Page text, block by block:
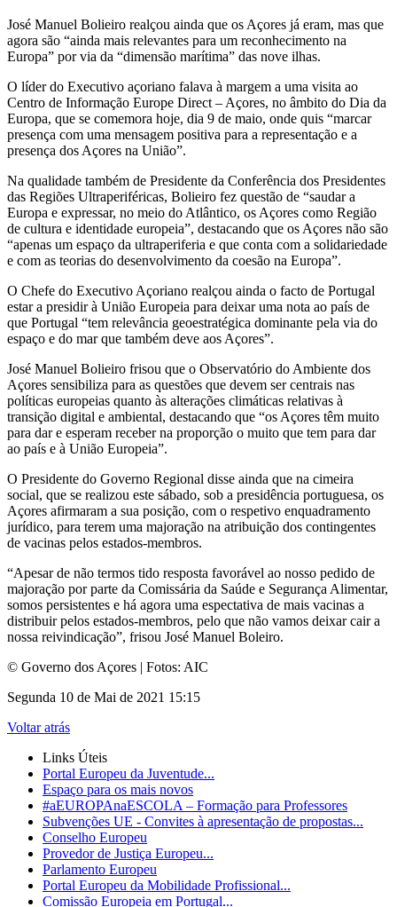
José Manuel Bolieiro realçou ainda que os Açores já eram, mas que
agora são “ainda mais relevantes para um reconhecimento na
Europa” por via da “dimensão marítima” das nove ilhas.
O líder do Executivo açoriano falava à margem a uma visita ao
Centro de Informação Europe Direct – Açores, no âmbito do Dia da
Europa, que se comemora hoje, dia 9 de maio, onde quis “marcar
presença com uma mensagem positiva para a representação e a
presença dos Açores na União”.
Na qualidade também de Presidente da Conferência dos Presidentes
das Regiões Ultraperiféricas, Bolieiro fez questão de “saudar a
Europa e expressar, no meio do Atlântico, os Açores como Região
de cultura e identidade europeia”, destacando que os Açores não são
“apenas um espaço da ultraperiferia e que conta com a solidariedade
e com as teorias do desenvolvimento da coesão na Europa”.
O Chefe do Executivo Açoriano realçou ainda o facto de Portugal
estar a presidir à União Europeia para deixar uma nota ao país de
que Portugal “tem relevância geoestratégica dominante pela via do
espaço e do mar que também deve aos Açores”.
José Manuel Bolieiro frisou que o Observatório do Ambiente dos
Açores sensibiliza para as questões que devem ser centrais nas
políticas europeias quanto às alterações climáticas relativas à
transição digital e ambiental, destacando que “os Açores têm muito
para dar e esperam receber na proporção o muito que tem para dar
ao país e à União Europeia”.
O Presidente do Governo Regional disse ainda que na cimeira
social, que se realizou este sábado, sob a presidência portuguesa, os
Açores afirmaram a sua posição, com o respetivo enquadramento
jurídico, para terem uma majoração na atribuição dos contingentes
de vacinas pelos estados-membros.
“Apesar de não termos tido resposta favorável ao nosso pedido de
majoração por parte da Comissária da Saúde e Segurança Alimentar,
somos persistentes e há agora uma espectativa de mais vacinas a
distribuir pelos estados-membros, pelo que não vamos deixar cair a
nossa reivindicação”, frisou José Manuel Boleiro.
© Governo dos Açores | Fotos: AIC
Segunda 10 de Mai de 2021 15:15
Voltar atrás
Links Úteis
Portal Europeu da Juventude...
Espaço para os mais novos
#aEUROPAnaESCOLA – Formação para Professores
Subvenções UE - Convites à apresentação de propostas...
Conselho Europeu
Provedor de Justiça Europeu...
Parlamento Europeu
Portal Europeu da Mobilidade Profissional...
Comissão Europeia em Portugal...